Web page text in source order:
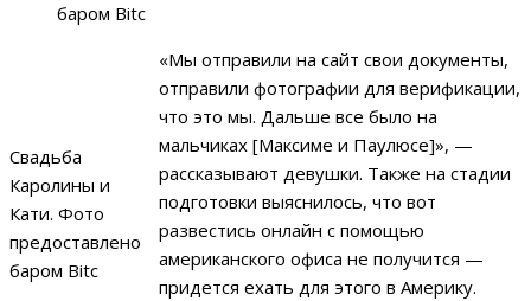
баром Bitc
Свадьба
Каролины и
Кати. Фото
предоставлено
баром Bitc
«Мы отправили на сайт свои документы,
отправили фотографии для верификации,
что это мы. Дальше все было на
мальчиках [Максиме и Паулюсе]», —
рассказывают девушки. Также на стадии
подготовки выяснилось, что вот
развестись онлайн с помощью
американского офиса не получится —
придется ехать для этого в Америку.